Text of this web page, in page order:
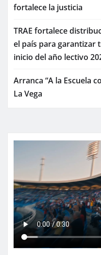
fortalece la justicia
TRAE fortalece
el país para garantizar
inicio del año lectivo
Arranca “A la Escuela
La Vega